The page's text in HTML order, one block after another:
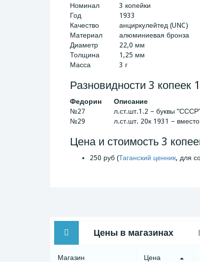
Номинал
3 копейки
Год
1933
Качество
анциркулейтед (UNC)
Материал
алюминиевая бронза
Диаметр
22,0 мм
Толщина
1,25 мм
Масса
3 г
Разновидности 3 копеек
Федорин Описание
№27
л.ст.шт.1.2 – буквы
№29
л.ст.шт. 20к 1931 –
Цена и стоимость 3
250 руб (Таганский ценник, для
Цены в магазинах
Магазин Цена